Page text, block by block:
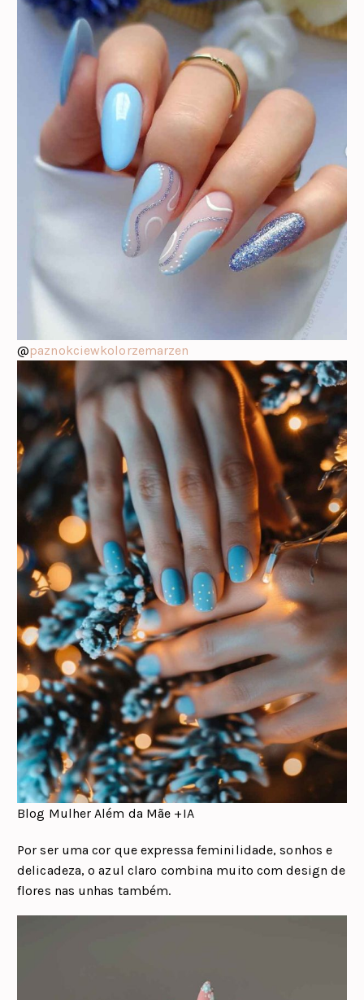
@paznokciewkolorzemarzen
Blog Mulher Além da Mãe +IA
Por ser uma cor que expressa feminilidade, sonhos e
delicadeza, o azul claro combina muito com design de
flores nas unhas também.